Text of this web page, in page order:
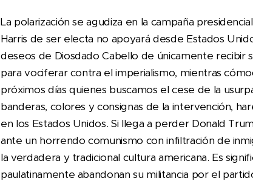
La polarización se agudiza en la campaña
Harris de ser electa no apoyará desde Estados
deseos de Diosdado Cabello de únicamente recibir
para vociferar contra el imperialismo, mientras
próximos días quienes buscamos el cese de la
banderas, colores y consignas de la intervención,
en los Estados Unidos. Si llega a perder Donald
ante un horrendo comunismo con infiltración de
la verdadera y tradicional cultura americana. Es
paulatinamente abandonan su militancia por el